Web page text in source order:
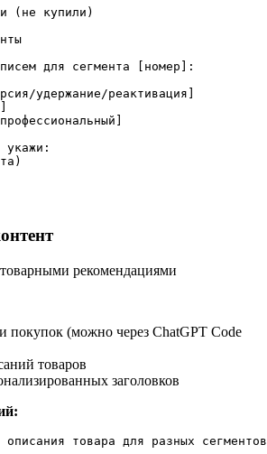
(не купили)
для сегмента [номер]:
удержание/реактивация]
укажи:
рекомендациями
покупок (можно через ChatGPT Code
товаров
заголовков
описания товара для разных